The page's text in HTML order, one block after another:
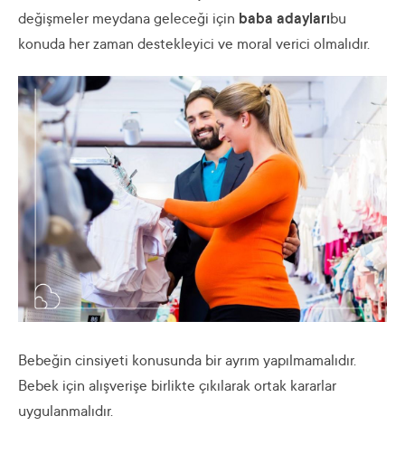
değişmeler meydana geleceği için baba adaylarıbu
konuda her zaman destekleyici ve moral verici olmalıdır.
Bebeğin cinsiyeti konusunda bir ayrım yapılmamalıdır.
Bebek için alışverişe birlikte çıkılarak ortak kararlar
uygulanmalıdır.